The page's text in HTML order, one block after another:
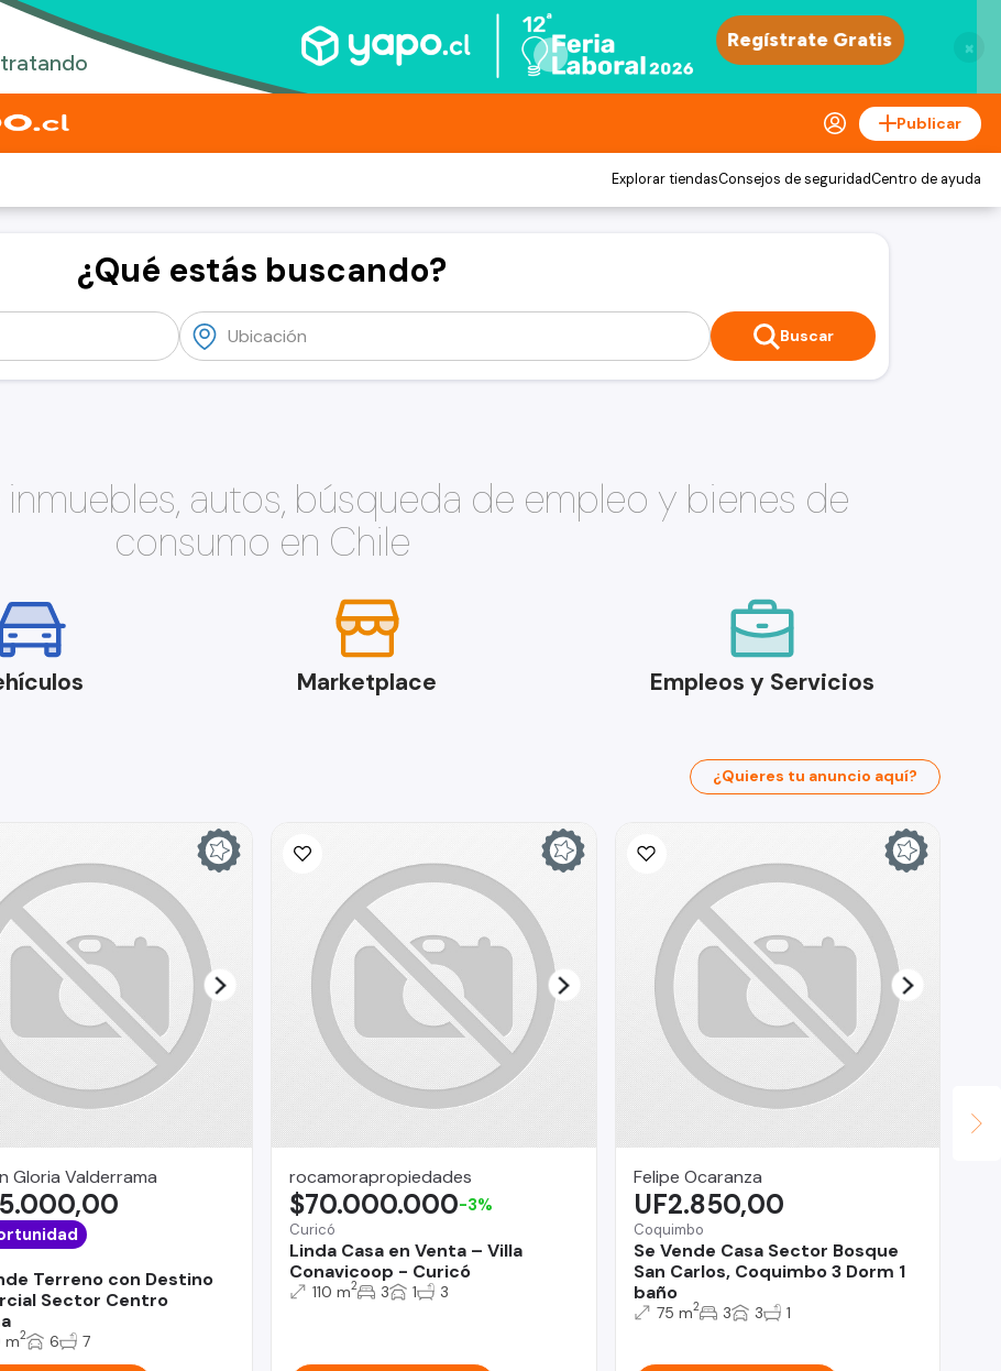
×
Publicar
Explorar tiendasConsejos de seguridadCentro de ayuda
¿Qué estás buscando?
Buscar
autos, búsqueda de empleo y bienes de
consumo en Chile
Marketplace Empleos y Servicios
¿Quieres tu anuncio aquí?
Gloria Valderrama
Terreno con Destino
Sector Centro
m2 6 7
rocamorapropiedades
Curicó
Linda Casa en Venta – Villa
Conavicoop - Curicó
$70.000.000-3%
110 m2 3 1 3
Felipe Ocaranza
Coquimbo
Se Vende Casa Sector Bosque
San Carlos, Coquimbo 3 Dorm 1
baño
UF2.850,00
75 m2 3 3 1